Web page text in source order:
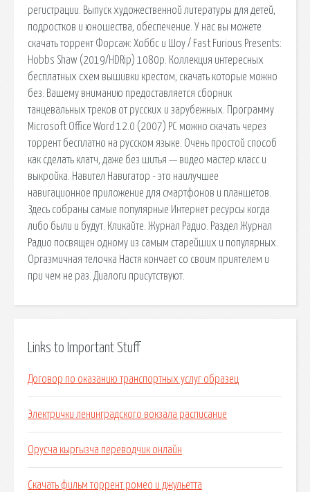
регистрации. Выпуск художественной литературы для детей,
подростков и юношества, обеспечение. У нас вы можете
скачать торрент Форсаж: Хоббс и Шоу / Fast Furious Presents:
Hobbs Shaw (2019/HDRip) 1080p. Коллекция интересных
бесплатных схем вышивки крестом, скачать которые можно
без. Вашему вниманию предоставляется сборник
танцевальных треков от русских и зарубежных. Программу
Microsoft Office Word 12.0 (2007) РС можно скачать через
торрент бесплатно на русском языке. Очень простой способ
как сделать клатч, даже без шитья — видео мастер класс и
выкройка. Навител Навигатор - это наилучшее
навигационное приложение для смартфонов и планшетов.
Здесь собраны самые популярные Интернет ресурсы когда
либо были и будут. Кликайте. Журнал Радио. Раздел Журнал
Радио посвящен одному из самым старейших и популярных.
Оргазмичная телочка Настя кончает со своим приятелем и
при чем не раз. Диалоги присутствуют.
Links to Important Stuff
Договор по оказанию транспортных услуг образец
Электрички ленинградского вокзала расписание
Орусча кыргызча переводчик онлайн
Скачать фильм торрент ромео и джульетта